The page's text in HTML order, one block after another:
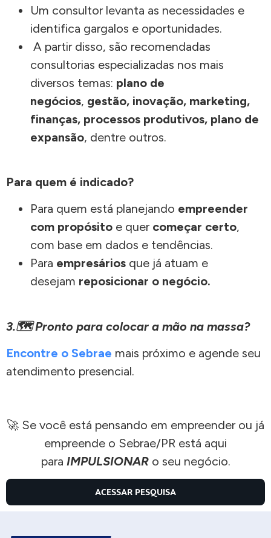
Um consultor levanta as necessidades e
identifica gargalos e oportunidades.
A partir disso, são recomendadas
consultorias especializadas nos mais
diversos temas: plano de
negócios, gestão, inovação, marketing,
finanças, processos produtivos, plano de
expansão, dentre outros.
Para quem é indicado?
Para quem está planejando empreender
com propósito e quer começar certo,
com base em dados e tendências.
Para empresários que já atuam e
desejam reposicionar o negócio.
3.🗺️ Pronto para colocar a mão na massa?
Encontre o Sebrae mais próximo e agende seu
atendimento presencial.
🚀 Se você está pensando em empreender ou já
empreende o Sebrae/PR está aqui
para IMPULSIONARo seu negócio.
ACESSAR PESQUISA